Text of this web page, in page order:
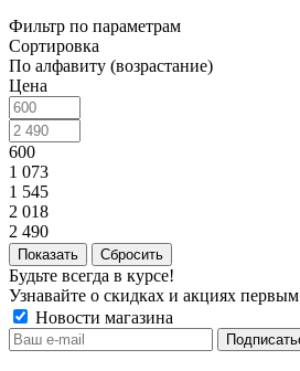
Фильтр по параметрам
Сортировка
По алфавиту (возрастание)
Цена
600
1 073
1 545
2 018
2 490
Сбросить
Будьте всегда в курсе!
Узнавайте о скидках и акциях первым
Новости магазина